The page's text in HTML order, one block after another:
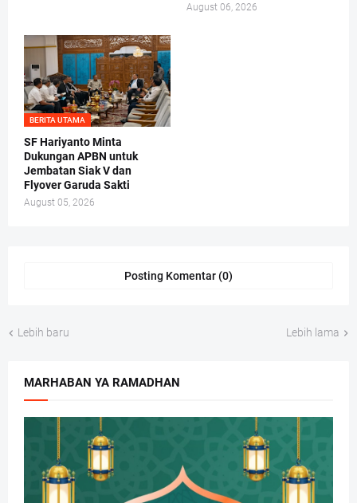
August 06, 2026
BERITA UTAMA
SF Hariyanto Minta
Dukungan APBN untuk
Jembatan Siak V dan
Flyover Garuda Sakti
August 05, 2026
Posting Komentar (0)
Lebih baru Lebih lama
MARHABAN YA RAMADHAN